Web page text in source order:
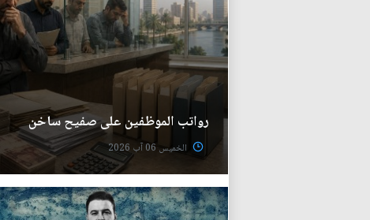
رواتب الموظفين على صفيح ساخن
الخميس 06 آب 2026